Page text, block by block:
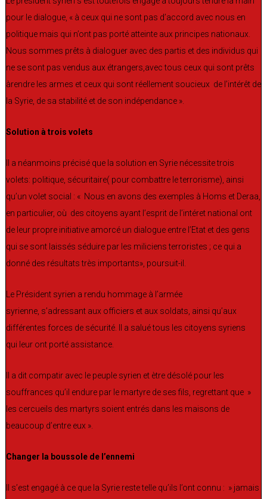
pour le dialogue, « à ceux qui ne sont pas d’accord avec nous en
politique mais qui n’ont pas porté atteinte aux principes nationaux.
Nous sommes prêts à dialoguer avec des partis et des individus qui
ne se sont pas vendus aux étrangers,avec tous ceux qui sont prêts
àrendre les armes et ceux qui sont réellement soucieux de l’intérêt de
la Syrie, de sa stabilité et de son indépendance ».
Solution à trois volets
Il a néanmoins précisé que la solution en Syrie nécessite trois
volets: politique, sécuritaire( pour combattre le terrorisme), ainsi
qu’un volet social : « Nous en avons des exemples à Homs et Deraa,
en particulier, où des citoyens ayant l’esprit de l’intéret national ont
de leur propre initiative amorcé un dialogue entre l’Etat et des gens
qui se sont laissés séduire par les miliciens terroristes ; ce qui a
donné des résultats très importants», poursuit-il.
Le Président syrien a rendu hommage à l’armée
syrienne, s’adressant aux officiers et aux soldats, ainsi qu’aux
différentes forces de sécurité. Il a salué tous les citoyens syriens
qui leur ont porté assistance.
Il a dit compatir avec le peuple syrien et ètre désolé pour les
souffrances qu’il endure par le martyre de ses fils, regrettant que »
les cercueils des martyrs soient entrés dans les maisons de
beaucoup d’entre eux ».
Changer la boussole de l’ennemi
Il s’est engagé à ce que la Syrie reste telle qu’ils l’ont connu : » jamais